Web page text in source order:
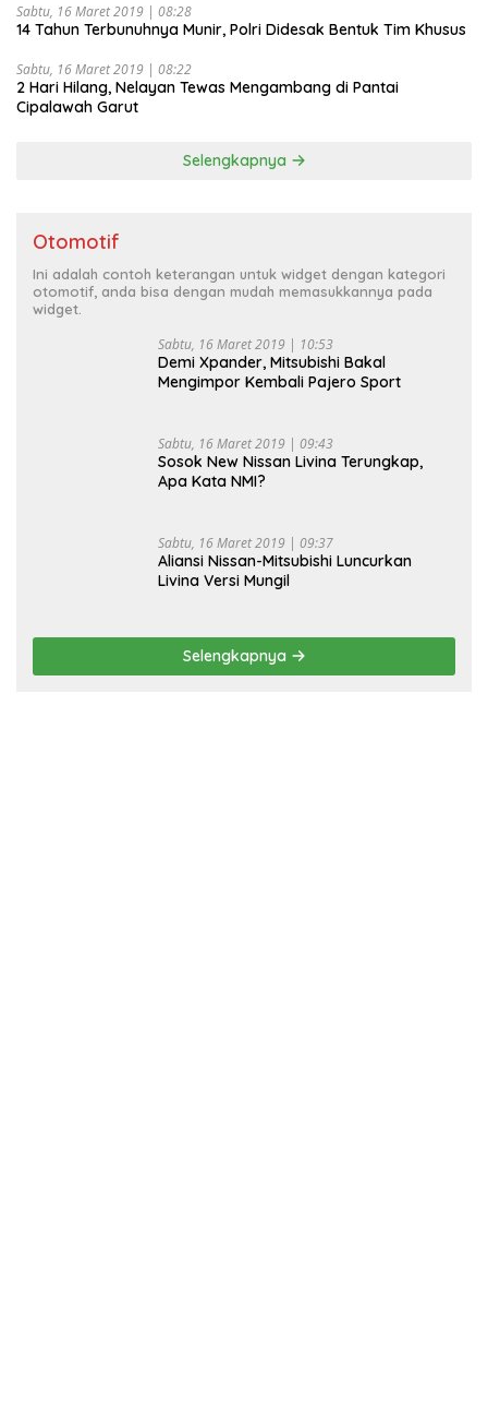
Sabtu, 16 Maret 2019 | 08:28
14 Tahun Terbunuhnya Munir, Polri Didesak Bentuk Tim Khusus
Sabtu, 16 Maret 2019 | 08:22
2 Hari Hilang, Nelayan Tewas Mengambang di Pantai
Cipalawah Garut
Selengkapnya
Otomotif
Ini adalah contoh keterangan untuk widget dengan kategori
otomotif, anda bisa dengan mudah memasukkannya pada
widget.
Sabtu, 16 Maret 2019 | 10:53
Demi Xpander, Mitsubishi Bakal
Mengimpor Kembali Pajero Sport
Sabtu, 16 Maret 2019 | 09:43
Sosok New Nissan Livina Terungkap,
Apa Kata NMI?
Sabtu, 16 Maret 2019 | 09:37
Aliansi Nissan-Mitsubishi Luncurkan
Livina Versi Mungil
Selengkapnya